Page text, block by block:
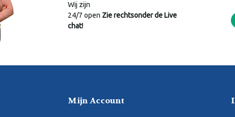
Wij zijn
24/7 open Zie rechtsonder de Live
chat!
Mijn Account